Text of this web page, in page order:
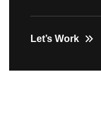
Let’s Work